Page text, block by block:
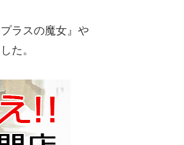
ラスの魔女』や
た。